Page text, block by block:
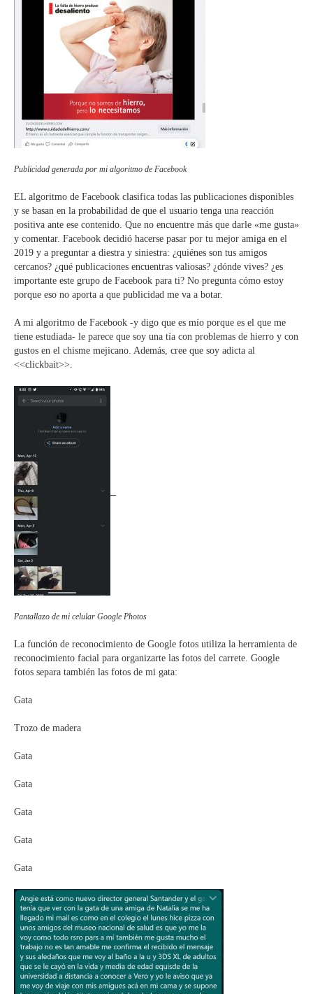
Publicidad generada por mi algoritmo de Facebook
EL algoritmo de Facebook clasifica todas las publicaciones disponibles
y se basan en la probabilidad de que el usuario tenga una reacción
positiva ante ese contenido. Que no encuentre más que darle «me gusta»
y comentar. Facebook decidió hacerse pasar por tu mejor amiga en el
2019 y a preguntar a diestra y siniestra: ¿quiénes son tus amigos
cercanos? ¿qué publicaciones encuentras valiosas? ¿dónde vives? ¿es
importante este grupo de Facebook para ti? No pregunta cómo estoy
porque eso no aporta a que publicidad me va a botar.
A mi algoritmo de Facebook -y digo que es mío porque es el que me
tiene estudiada- le parece que soy una tía con problemas de hierro y con
gustos en el chisme mejicano. Además, cree que soy adicta al
<<clickbait>>.
Pantallazo de mi celular Google Photos
La función de reconocimiento de Google fotos utiliza la herramienta de
reconocimiento facial para organizarte las fotos del carrete. Google
fotos separa también las fotos de mi gata:
Gata
Trozo de madera
Gata
Gata
Gata
Gata
Gata